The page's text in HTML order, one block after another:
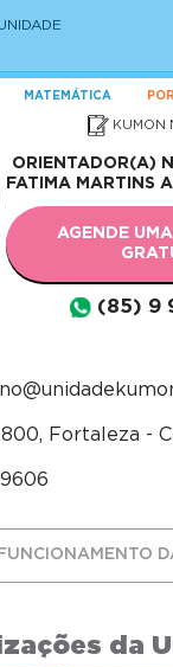
MATEMÁTICA
KUMON
ORIENTADOR(A)
FATIMA MARTINS
AGENDE
(85) 9
Fortaleza -
da